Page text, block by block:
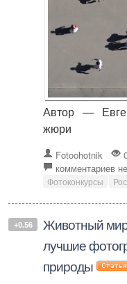
Автор —
жюри
Fotoohotnik
комментариев
Фотоконкурсы
+0.56 Животный
лучшие
природы